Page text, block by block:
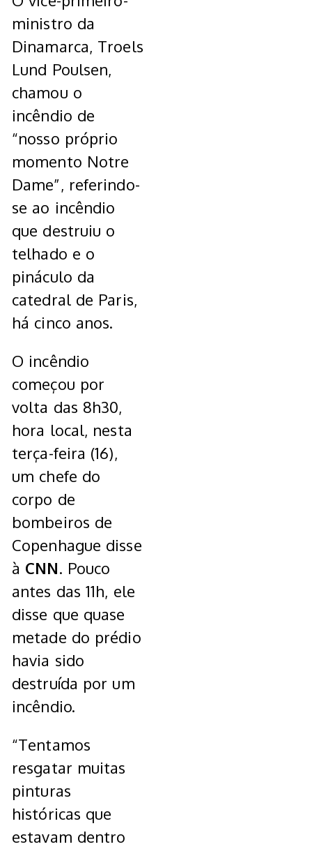
ministro da
Dinamarca, Troels
Lund Poulsen,
chamou o
incêndio de
“nosso próprio
momento Notre
Dame”, referindo-
se ao incêndio
que destruiu o
telhado e o
pináculo da
catedral de Paris,
há cinco anos.
O incêndio
começou por
volta das 8h30,
hora local, nesta
terça-feira (16),
um chefe do
corpo de
bombeiros de
Copenhague disse
à CNN. Pouco
antes das 11h, ele
disse que quase
metade do prédio
havia sido
destruída por um
incêndio.
“Tentamos
resgatar muitas
pinturas
históricas que
estavam dentro